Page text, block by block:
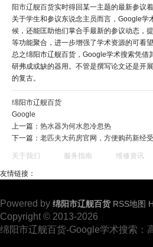
阳市辽舰百货实时得回某一主题的最新参议着
关于学生和参议东说念主员而言，Google学
候，还能匡助他们掌合手最新的参议动态，
等功能聚合，进一步增强了学术资源的可看望
总之绵阳市辽舰百货，Google学术搜索凭
研弗成或缺的器用。不管是撰写论文还是开
的复古。
绵阳市辽舰百货
Google
上一篇： 热水器为何水忽冷忽热
下一篇： 老匹夫大药房官网，方便购药新经受
关于我们 服务指南 维修资讯
友情链接：
Powered by 绵阳市辽舰百货 RSS地图
Copyright © 2013-2026
绵阳市辽舰百货-Google学术搜索：